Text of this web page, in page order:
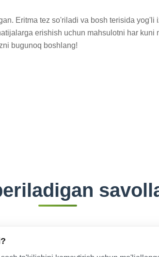
Eritma tez so'riladi va bosh terisida
erishish uchun mahsulotni har kuni
bugunoq boshlang!